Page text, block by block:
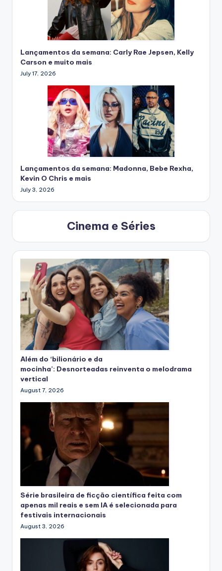
Lançamentos da semana: Carly Rae Jepsen, Kelly
Carson e muito mais
July 17, 2026
Lançamentos da semana: Madonna, Bebe Rexha,
Kevin O Chris e mais
July 3, 2026
Cinema e Séries
Além do ‘bilionário e da
mocinha’: Desnorteadas reinventa o melodrama
vertical
August 7, 2026
Série brasileira de ficção científica feita com
apenas mil reais e sem IA é selecionada para
festivais internacionais
August 3, 2026